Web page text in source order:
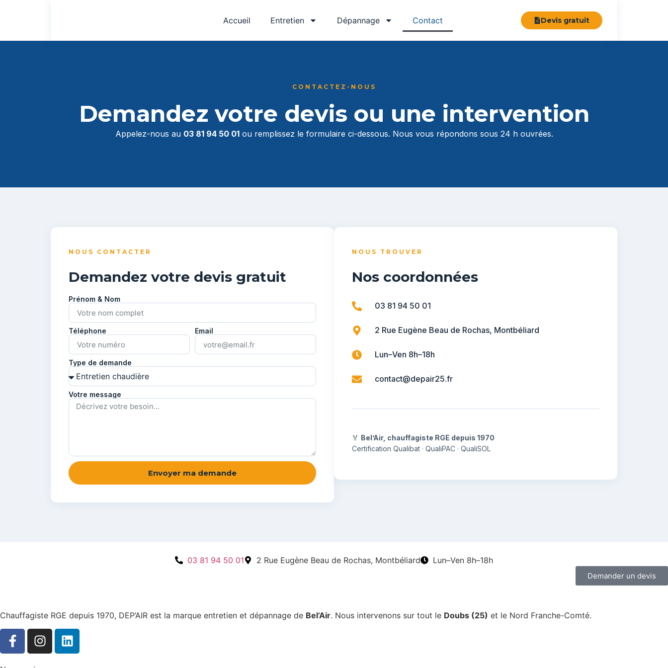
Accueil Entretien Dépannage Contact Devis gratuit
CONTACTEZ-NOUS
Demandez votre devis ou une intervention
Appelez-nous au 03 81 94 50 01ou remplissez le formulaire ci-dessous. Nous vous répondons sous 24 h ouvrées.
NOUS CONTACTER
Demandez votre devis gratuit
Prénom & Nom
Téléphone Email
Type de demande
Votre message
Envoyer ma demande
NOUS TROUVER
Nos coordonnées
03 81 94 50 01
2 Rue Eugène Beau de Rochas, Montbéliard
Lun–Ven 8h–18h
contact@depair25.fr
🏅 Bel’Air, chauffagiste RGE depuis 1970
Certification Qualibat · QualiPAC · QualiSOL
03 81 94 50 01 2 Rue Eugène Beau de Rochas, Montbéliard Lun–Ven 8h–18h
Demander un devis
Chauffagiste RGE depuis 1970, DEP’AIR est la marque entretien et dépannage de Bel’Air. Nous intervenons sur tout le Doubs (25) et le Nord Franche-Comté.